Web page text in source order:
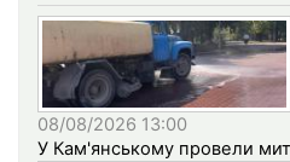
08/08/2026 13:00
У Кам'янському провели